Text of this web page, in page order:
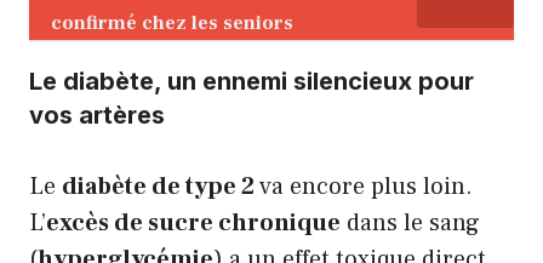
confirmé chez les seniors
Le diabète, un ennemi silencieux pour
vos artères
Le diabète de type 2va encore plus loin.
L’excès de sucre chronique dans le sang